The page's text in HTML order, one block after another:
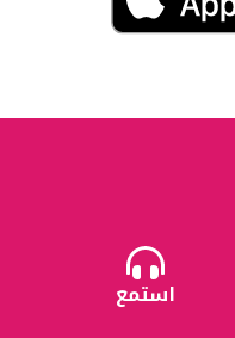
استمع